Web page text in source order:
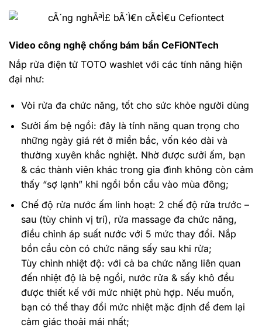
Video công nghệ chống bám bẩn CeFiONTech
Nắp rửa điện tử TOTO washlet với các tính năng hiện
đại như:
Vòi rửa đa chức năng, tốt cho sức khỏe người dùng
Sưởi ấm bệ ngồi: đây là tính năng quan trọng cho
những ngày giá rét ở miền bắc, vốn kéo dài và
thường xuyên khắc nghiệt. Nhờ được sưởi ấm, bạn
& các thành viên khác trong gia đình không còn cảm
thấy “sợ lạnh” khi ngồi bồn cầu vào mùa đông;
Chế độ rửa nước ấm linh hoạt: 2 chế độ rửa trước –
sau (tùy chỉnh vị trí), rửa massage đa chức năng,
điều chỉnh áp suất nước với 5 mức thay đổi. Nắp
bồn cầu còn có chức năng sấy sau khi rửa;
Tùy chỉnh nhiệt độ: với cả ba chức năng liên quan
đến nhiệt độ là bệ ngồi, nước rửa & sấy khô đều
được thiết kế với mức nhiệt phù hợp. Nếu muốn,
bạn có thể thay đổi mức nhiệt mặc định để đem lại
cảm giác thoải mái nhất;